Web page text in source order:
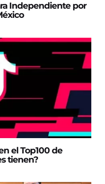
Independiente por
el Top100 de
tienen?